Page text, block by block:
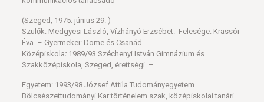
(Szeged, 1975. június 29. )
Szülők: Medgyesi László, Vízhányó Erzsébet. Felesége: Krassói
Éva. – Gyermekei: Döme és Csanád.
Középiskola:1989/93 Széchenyi István Gimnázium és
Szakközépiskola, Szeged, érettségi. –
Egyetem: 1993/98 József Attila Tudományegyetem
Bölcsészettudományi Kar történelem szak, középiskolai tanári